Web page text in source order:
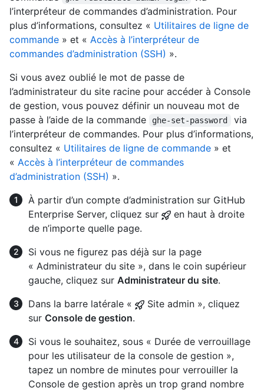
l’interpréteur de commandes d’administration. Pour
plus d’informations, consultez « Utilitaires de ligne de
commande » et « Accès à l’interpréteur de
commandes d’administration (SSH) ».
Si vous avez oublié le mot de passe de
l’administrateur du site racine pour accéder à Console
de gestion, vous pouvez définir un nouveau mot de
passe à l’aide de la commande
ghe-set-password
via
l’interpréteur de commandes. Pour plus d’informations,
consultez « Utilitaires de ligne de commande » et
« Accès à l’interpréteur de commandes
d’administration (SSH) ».
À partir d’un compte d’administration sur GitHub
Enterprise Server, cliquez sur
en haut à droite
de n’importe quelle page.
Si vous ne figurez pas déjà sur la page
« Administrateur du site », dans le coin supérieur
gauche, cliquez sur Administrateur du site.
Dans la barre latérale «
Site admin », cliquez
sur Console de gestion.
Si vous le souhaitez, sous « Durée de verrouillage
pour les utilisateur de la console de gestion »,
tapez un nombre de minutes pour verrouiller la
Console de gestion après un trop grand nombre